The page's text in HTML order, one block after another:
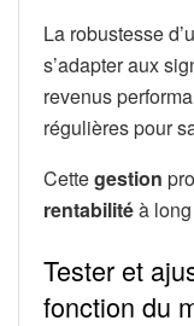
La robustesse
s’adapter aux
revenus
régulières pour
Cettegestion
rentabilitéà
Tester et
fonction du